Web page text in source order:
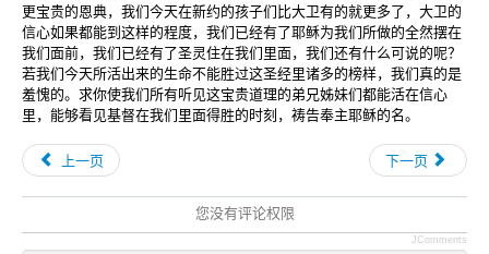
更宝贵的恩典，我们今天在新约的孩子们比大卫有的就更多了，大卫的
信心如果都能到这样的程度，我们已经有了耶稣为我们所做的全然摆在
我们面前，我们已经有了圣灵住在我们里面，我们还有什么可说的呢？
若我们今天所活出来的生命不能胜过这圣经里诸多的榜样，我们真的是
羞愧的。求你使我们所有听见这宝贵道理的弟兄姊妹们都能活在信心
里，能够看见基督在我们里面得胜的时刻，祷告奉主耶稣的名。
上一页 下一页
您没有评论权限
JComments